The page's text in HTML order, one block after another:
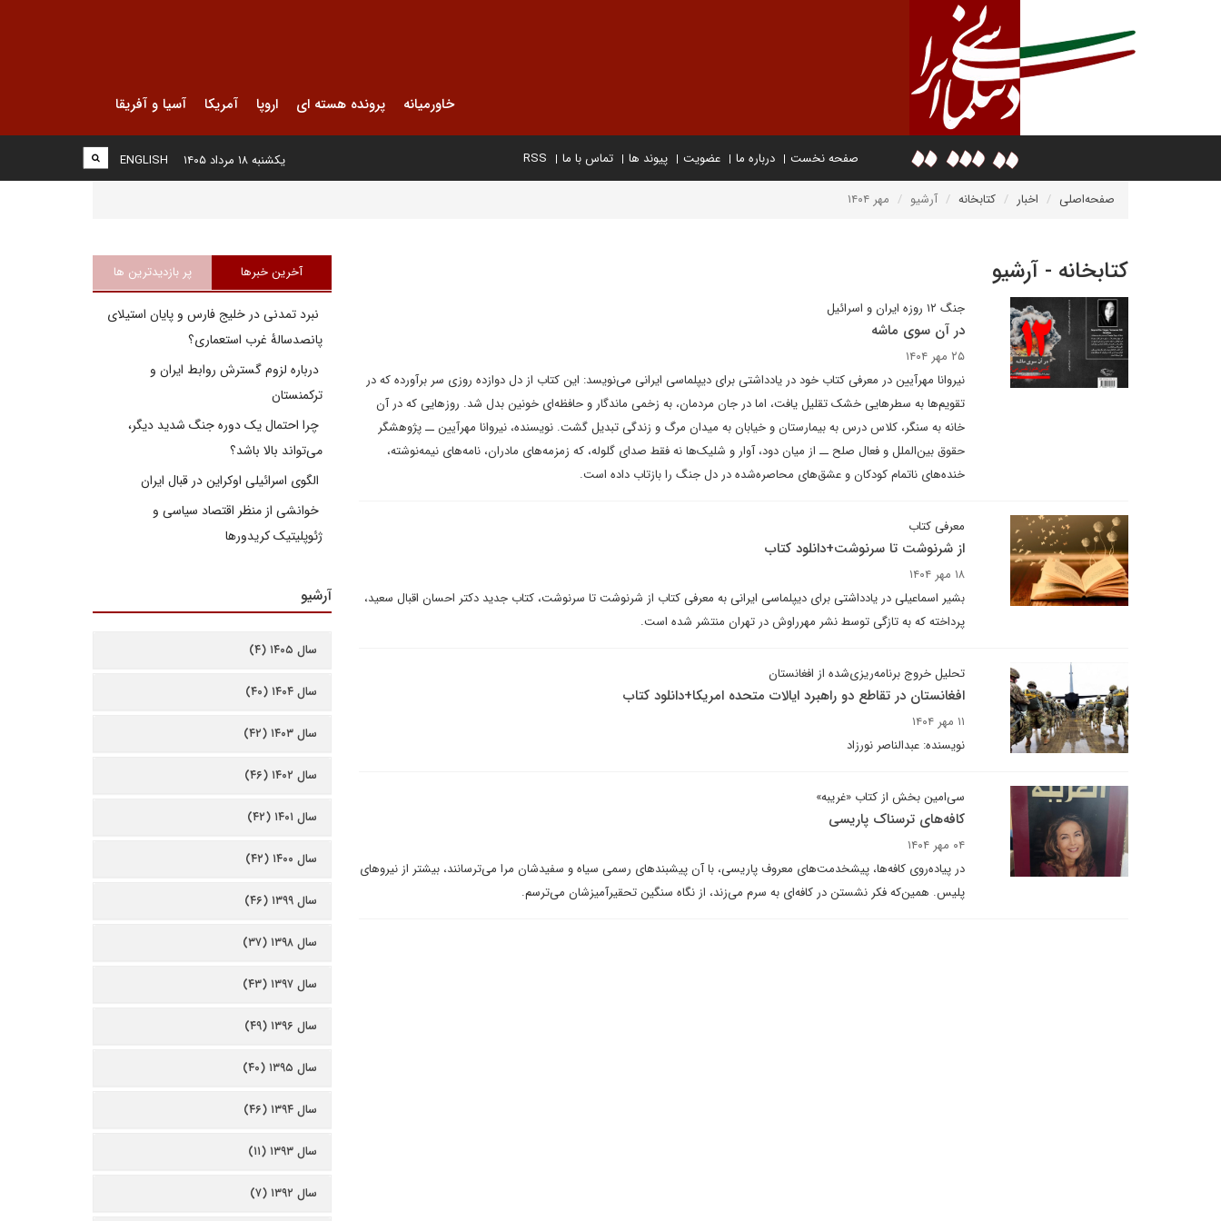
خاورمیانه پرونده هسته ای اروپا آمریکا آسیا و آفریقا
صفحه نخست درباره ما عضویت پیوند ها تماس با ما RSS
ENGLISH یکشنبه ۱۸ مرداد ۱۴۰۵
صفحه‌اصلی اخبار کتابخانه آرشیو مهر ۱۴۰۴
کتابخانه - آرشیو
جنگ ۱۲ روزه ایران و اسرائیل
در آن سوی ماشه
۲۵ مهر ۱۴۰۴
نیروانا مهرآیین در معرفی کتاب خود در یادداشتی برای دیپلماسی ایرانی می‌نویسد: این کتاب از دل دوازده روزی سر برآورده که در
تقویم‌ها به سطرهایی خشک تقلیل یافت، اما در جان مردمان، به زخمی ماندگار و حافظه‌ای خونین بدل شد. روزهایی که در آن
خانه به سنگر، کلاس درس به بیمارستان و خیابان به میدان مرگ و زندگی تبدیل گشت. نویسنده، نیروانا مهرآیین ــ پژوهشگر
حقوق بین‌الملل و فعال صلح ــ از میان دود، آوار و شلیک‌ها نه فقط صدای گلوله، که زمزمه‌های مادران، نامه‌های نیمه‌نوشته،
خنده‌های ناتمام کودکان و عشق‌های محاصره‌شده در دل جنگ را بازتاب داده است.
معرفی کتاب
از شرنوشت تا سرنوشت+دانلود کتاب
۱۸ مهر ۱۴۰۴
بشیر اسماعیلی در یادداشتی برای دیپلماسی ایرانی به معرفی کتاب از شرنوشت تا سرنوشت، کتاب جدید دکتر احسان اقبال سعید،
پرداخته که به تازگی توسط نشر مهرراوش در تهران منتشر شده است.
تحلیل خروج برنامه‌ریزی‌شده از افغانستان
افغانستان در تقاطع دو راهبرد ایالات متحده امریکا+دانلود کتاب
۱۱ مهر ۱۴۰۴
نویسنده: عبدالناصر نورزاد
سی‌امین بخش از کتاب «غریبه»
کافه‌های ترسناک پاریسی
۰۴ مهر ۱۴۰۴
در پیاده‌روی کافه‌ها، پیشخدمت‌های معروف پاریسی، با آن پیشبندهای رسمی سیاه و سفیدشان مرا می‌ترسانند، بیشتر از نیروهای
پلیس. همین‌که فکر نشستن در کافه‌ای به سرم می‌زند، از نگاه سنگین تحقیرآمیزشان می‌ترسم.
آخرین خبرها پر بازدیدترین ها
نبرد تمدنی در خلیج فارس و پایان استیلای
پانصدسالۀ غرب استعماری؟
درباره لزوم گسترش روابط ایران و
ترکمنستان
چرا احتمال یک دوره جنگ شدید دیگر،
می‌تواند بالا باشد؟
الگوی اسرائیلی اوکراین در قبال ایران
خوانشی از منظر اقتصاد سیاسی و
ژئوپلیتیک کریدورها
آرشیو
سال ۱۴۰۵ (۴)
سال ۱۴۰۴ (۴۰)
سال ۱۴۰۳ (۴۲)
سال ۱۴۰۲ (۴۶)
سال ۱۴۰۱ (۴۲)
سال ۱۴۰۰ (۴۲)
سال ۱۳۹۹ (۴۶)
سال ۱۳۹۸ (۳۷)
سال ۱۳۹۷ (۴۳)
سال ۱۳۹۶ (۴۹)
سال ۱۳۹۵ (۴۰)
سال ۱۳۹۴ (۴۶)
سال ۱۳۹۳ (۱۱)
سال ۱۳۹۲ (۷)